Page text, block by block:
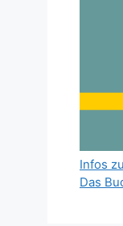
Infos
Das